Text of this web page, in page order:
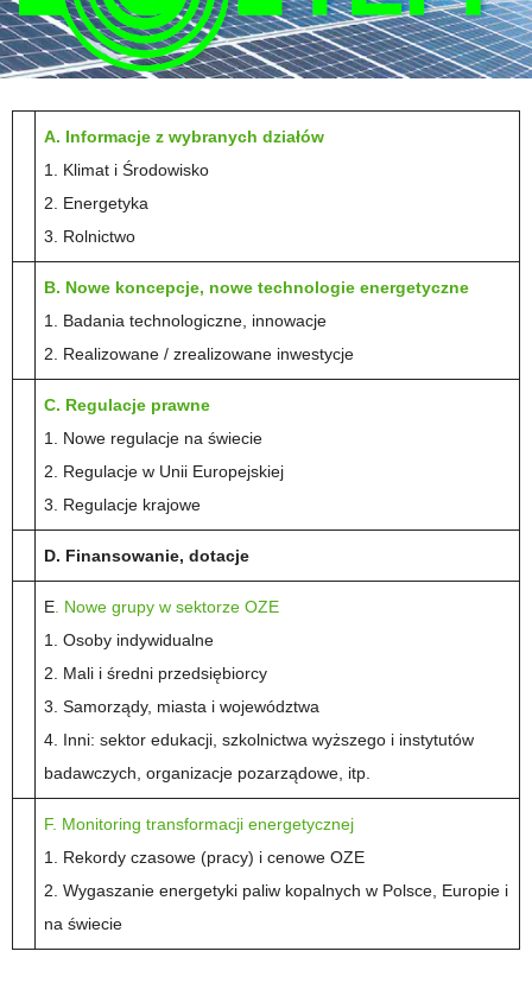
A. Informacje z wybranych działów
1. Klimat i Środowisko
2. Energetyka
3. Rolnictwo
B. Nowe koncepcje, nowe technologie energetyczne
1. Badania technologiczne, innowacje
2. Realizowane / zrealizowane inwestycje
C. Regulacje prawne
1. Nowe regulacje na świecie
2. Regulacje w Unii Europejskiej
3. Regulacje krajowe
D. Finansowanie, dotacje
E. Nowe grupy w sektorze OZE
1. Osoby indywidualne
2. Mali i średni przedsiębiorcy
3. Samorządy, miasta i województwa
4. Inni: sektor edukacji, szkolnictwa wyższego i instytutów
badawczych, organizacje pozarządowe, itp.
F. Monitoring transformacji energetycznej
1. Rekordy czasowe (pracy) i cenowe OZE
2. Wygaszanie energetyki paliw kopalnych w Polsce, Europie i
na świecie